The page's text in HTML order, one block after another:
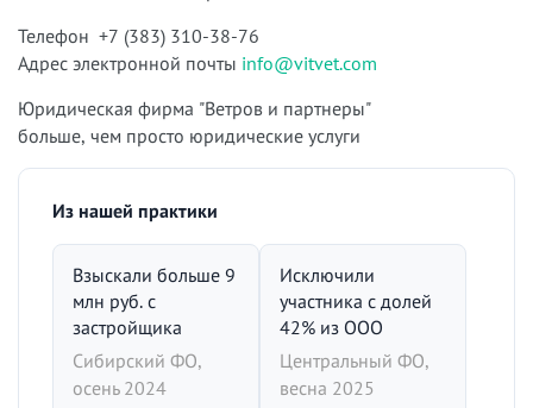
Телефон +7 (383) 310-38-76
Адрес электронной почты info@vitvet.com
Юридическая фирма "Ветров и партнеры"
больше, чем просто юридические услуги
Из нашей практики
Взыскали больше 9
млн руб. с
застройщика
Сибирский ФО,
осень 2024
Исключили
участника с долей
42% из ООО
Центральный ФО,
весна 2025